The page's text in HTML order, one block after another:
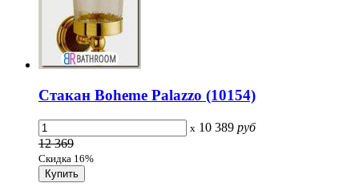
Стакан Boheme Palazzo (10154)
x 10 389 руб
12 369
Скидка 16%